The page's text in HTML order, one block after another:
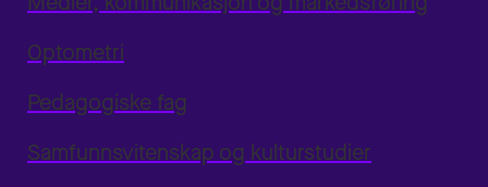
Optometri
Pedagogiske fag
Samfunnsvitenskap og kulturstudier